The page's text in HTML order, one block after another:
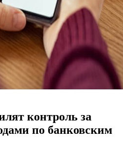
контроль за
по банковским